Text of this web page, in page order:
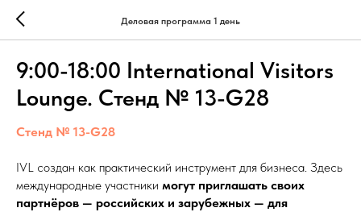
Деловая программа 1 день
9:00-18:00 International Visitors
Lounge. Стенд № 13-G28
Стенд № 13-G28
IVL создан как практический инструмент для бизнеса. Здесь
международные участники могут приглашать своих
партнёров — российских и зарубежных — для